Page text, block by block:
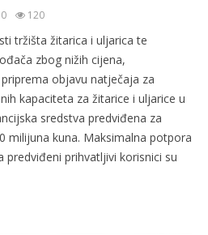
0 120
tržišta žitarica i uljarica te
zbog nižih cijena,
objavu natječaja za
kapaciteta za žitarice i uljarice u
sredstva predviđena za
milijuna kuna. Maksimalna potpora
predviđeni prihvatljivi korisnici su